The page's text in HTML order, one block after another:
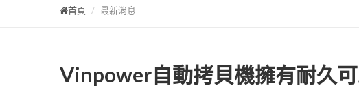
首頁 最新消息
Vinpower自動拷貝機擁有耐久